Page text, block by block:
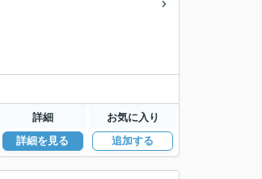
詳細 お気に入り
詳細を見る 追加する